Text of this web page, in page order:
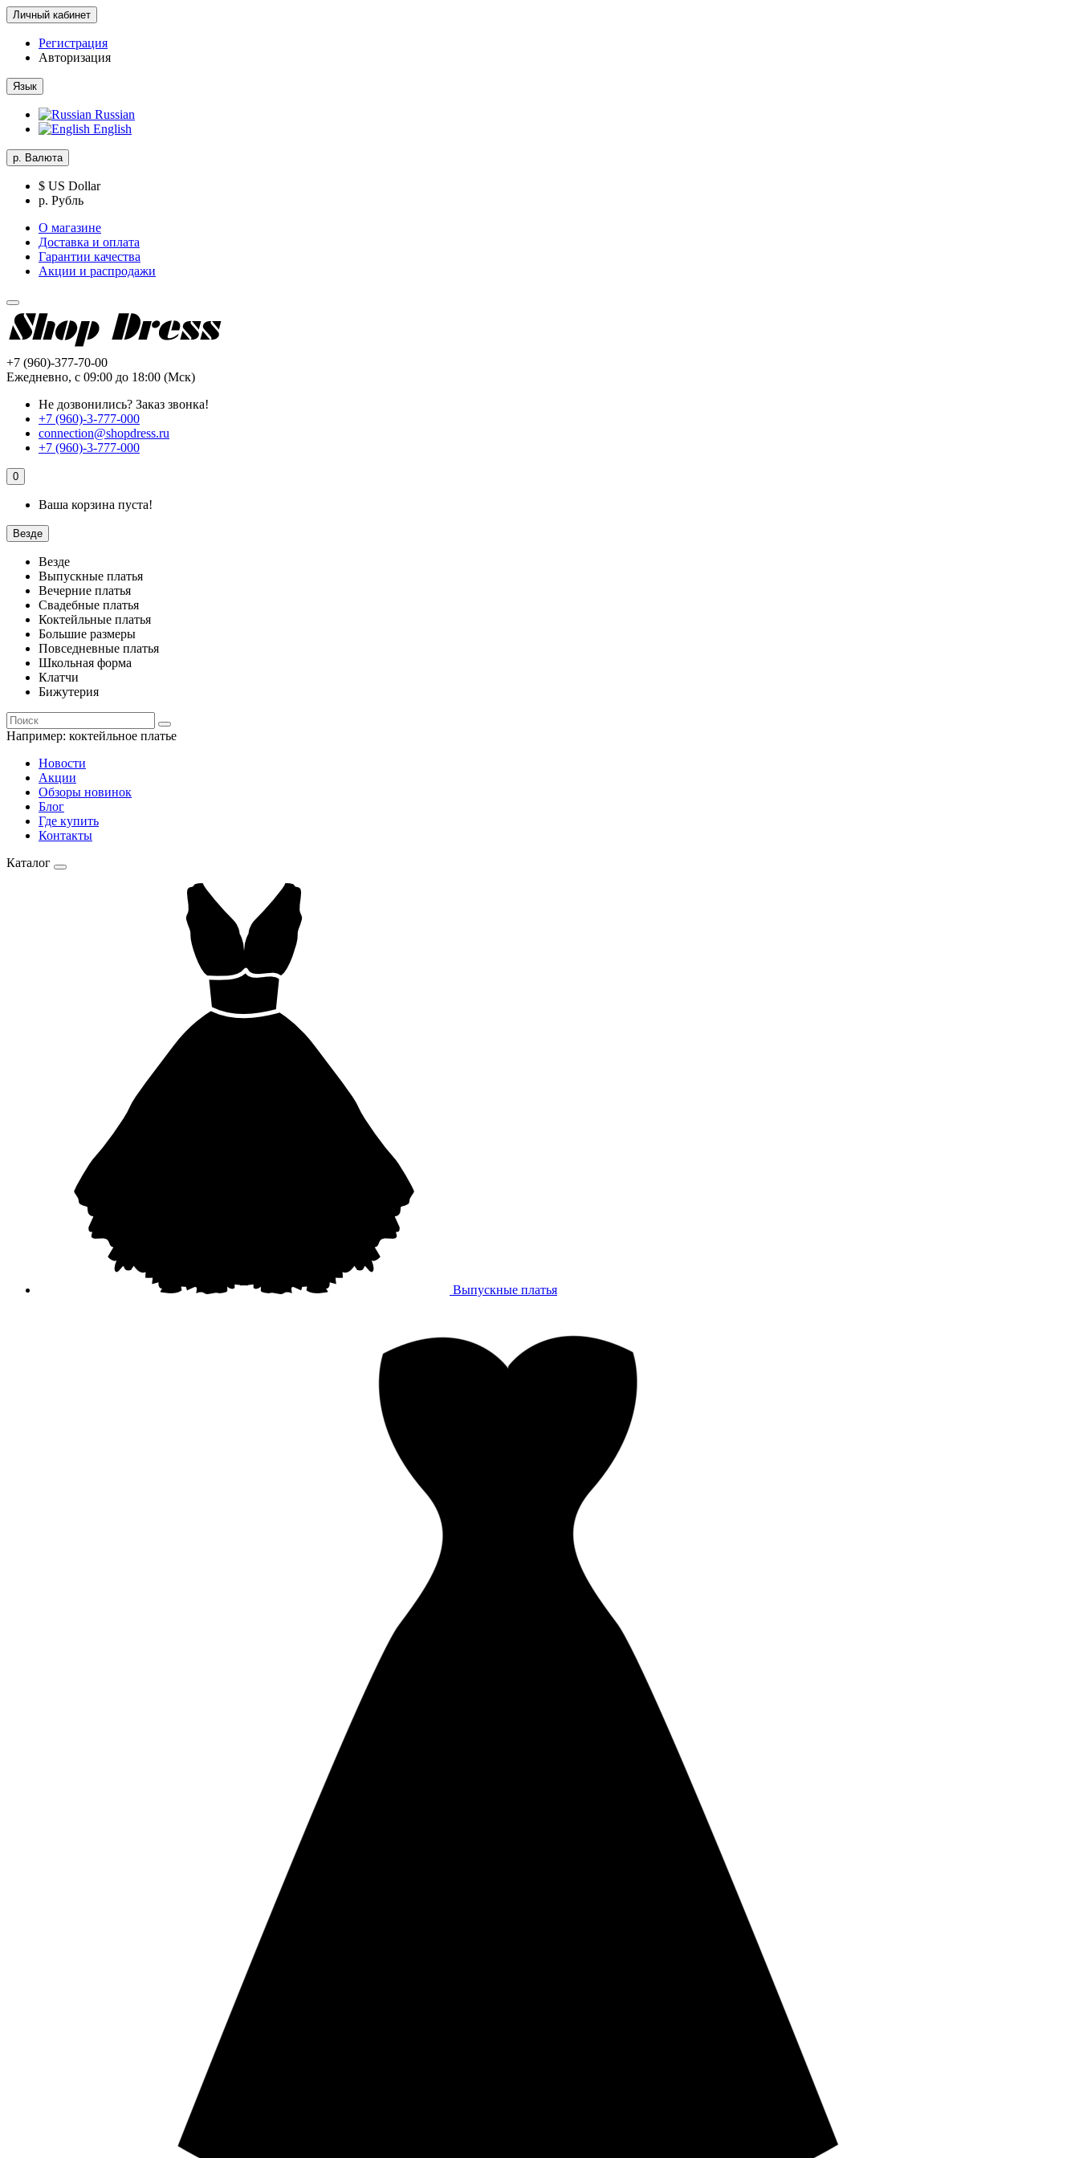
Личный кабинет
Регистрация
Авторизация
Язык
Russian
English
р. Валюта
$ US Dollar
р. Рубль
О магазине
Доставка и оплата
Гарантии качества
Акции и распродажи
+7 (960)-377-70-00
Ежедневно, с 09:00 до 18:00 (Мск)
Не дозвонились? Заказ звонка!
+7 (960)-3-777-000
connection@shopdress.ru
+7 (960)-3-777-000
0
Ваша корзина пуста!
Везде
Везде
Выпускные платья
Вечерние платья
Свадебные платья
Коктейльные платья
Большие размеры
Повседневные платья
Школьная форма
Клатчи
Бижутерия
Например: коктейльное платье
Новости
Акции
Обзоры новинок
Блог
Где купить
Контакты
Каталог
Выпускные платья